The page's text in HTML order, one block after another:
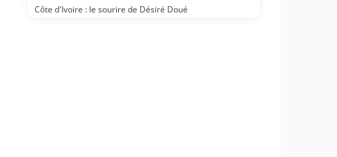
Côte d'Ivoire : le sourire de Désiré Doué